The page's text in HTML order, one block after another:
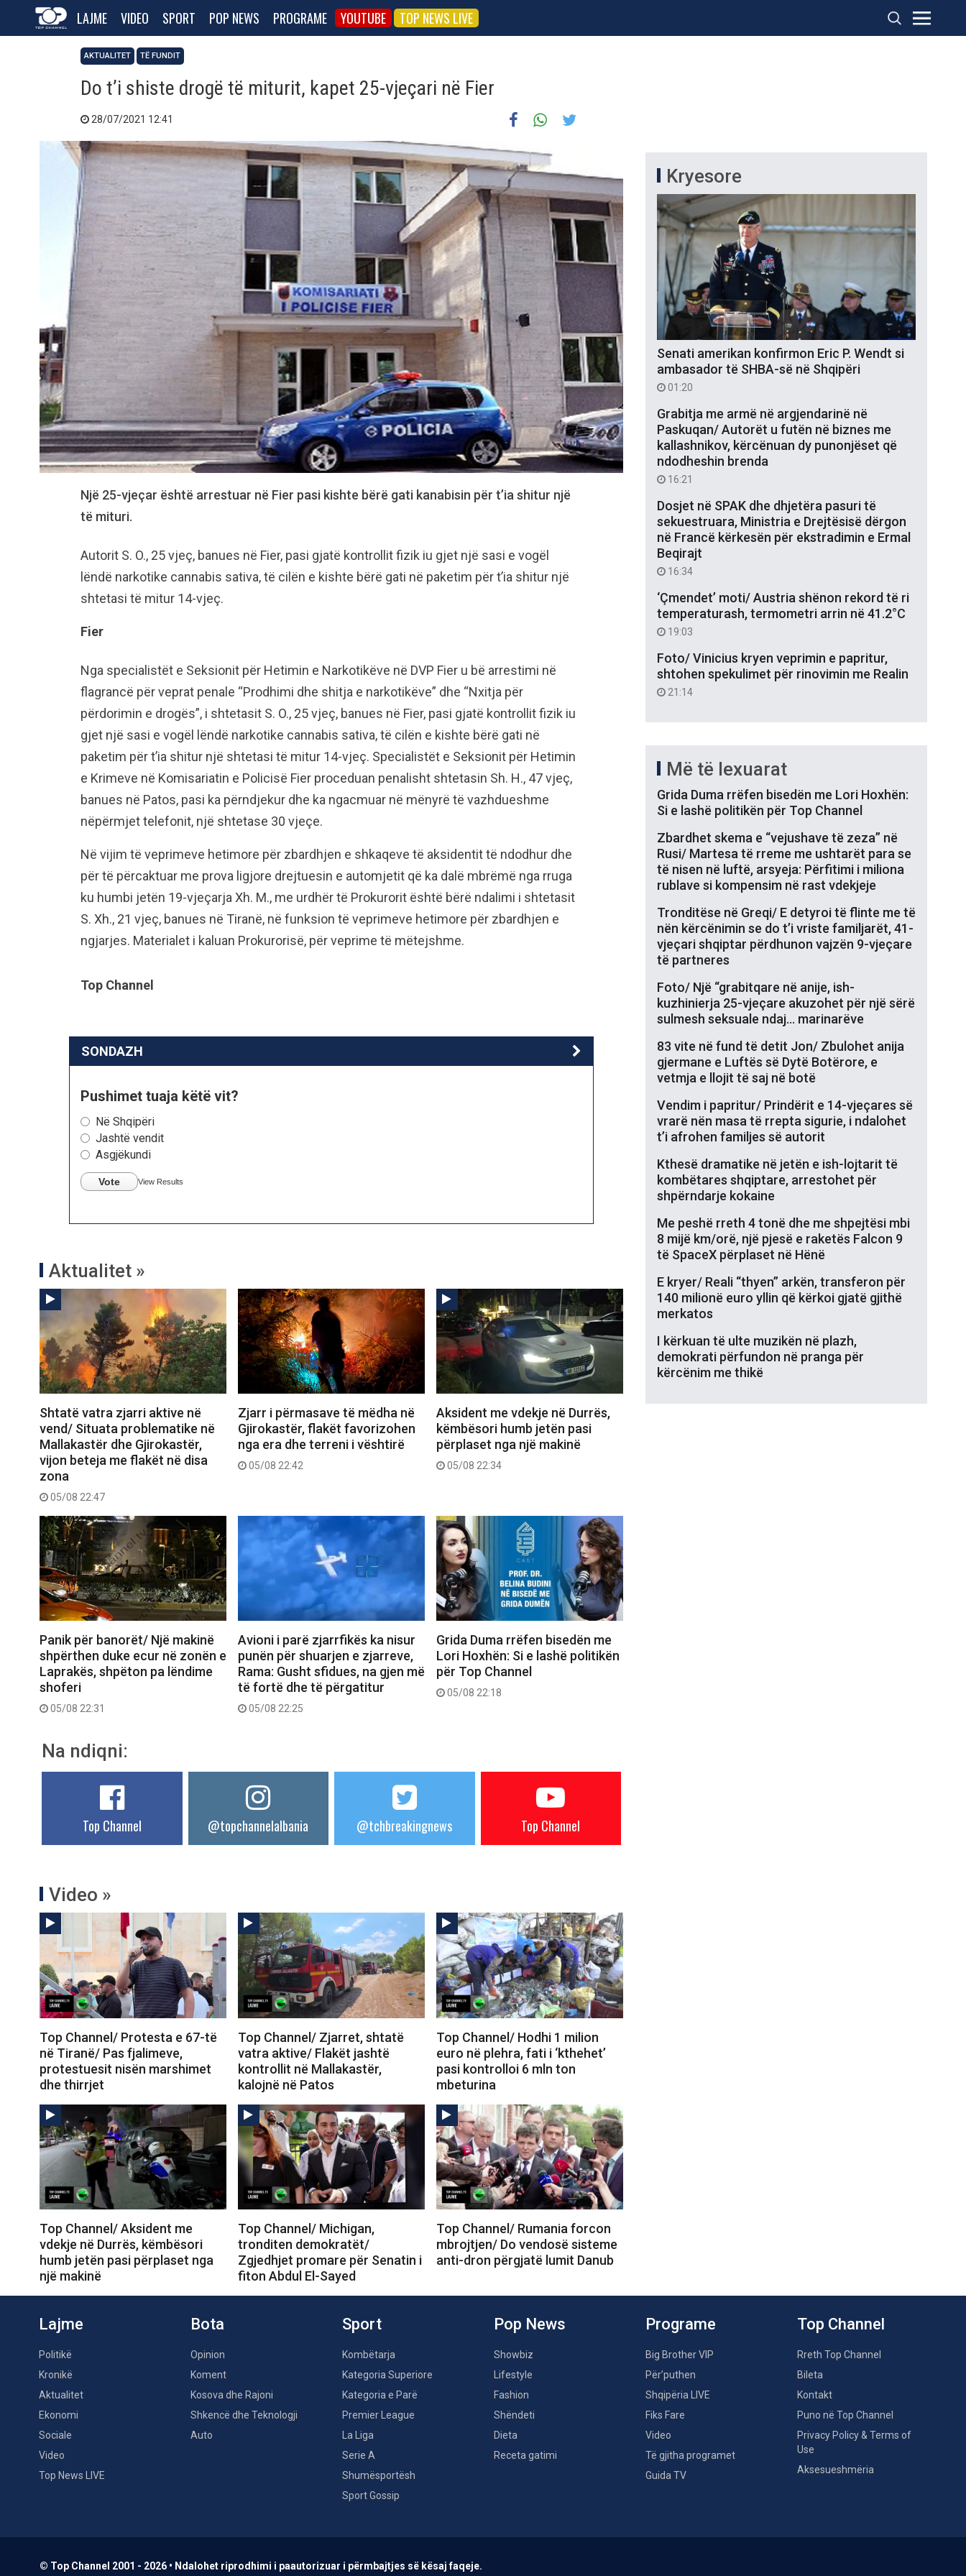
LAJME VIDEO SPORT POP NEWS PROGRAME YOUTUBE TOP NEWS LIVE
AKTUALITET TË FUNDIT
Do t’i shiste drogë të miturit, kapet 25-vjeçari në Fier
28/07/2021 12:41
Një 25-vjeçar është arrestuar në Fier pasi kishte bërë gati kanabisin për t’ia shitur një
të mituri.
Autorit S. O., 25 vjeç, banues në Fier, pasi gjatë kontrollit fizik iu gjet një sasi e vogël
lëndë narkotike cannabis sativa, të cilën e kishte bërë gati në paketim për t’ia shitur një
shtetasi të mitur 14-vjeç.
Fier
Nga specialistët e Seksionit për Hetimin e Narkotikëve në DVP Fier u bë arrestimi në
flagrancë për veprat penale “Prodhimi dhe shitja e narkotikëve” dhe “Nxitja për
përdorimin e drogës”, i shtetasit S. O., 25 vjeç, banues në Fier, pasi gjatë kontrollit fizik iu
gjet një sasi e vogël lëndë narkotike cannabis sativa, të cilën e kishte bërë gati në
paketim për t’ia shitur një shtetasi të mitur 14-vjeç. Specialistët e Seksionit për Hetimin
e Krimeve në Komisariatin e Policisë Fier proceduan penalisht shtetasin Sh. H., 47 vjeç,
banues në Patos, pasi ka përndjekur dhe ka ngacmuar në mënyrë të vazhdueshme
nëpërmjet telefonit, një shtetase 30 vjeçe.
Në vijim të veprimeve hetimore për zbardhjen e shkaqeve të aksidentit të ndodhur dhe
për të përcaktuar me prova ligjore drejtuesin e automjetit që ka dalë mbrëmë nga rruga
ku humbi jetën 19-vjeçarja Xh. M., me urdhër të Prokurorit është bërë ndalimi i shtetasit
S. Xh., 21 vjeç, banues në Tiranë, në funksion të veprimeve hetimore për zbardhjen e
ngjarjes. Materialet i kaluan Prokurorisë, për veprime të mëtejshme.
Top Channel
SONDAZH
Pushimet tuaja këtë vit?
Në Shqipëri
Jashtë vendit
Asgjëkundi
Vote View Results
Aktualitet »
Shtatë vatra zjarri aktive në
vend/ Situata problematike në
Mallakastër dhe Gjirokastër,
vijon beteja me flakët në disa
zona
05/08 22:47
Zjarr i përmasave të mëdha në
Gjirokastër, flakët favorizohen
nga era dhe terreni i vështirë
05/08 22:42
Aksident me vdekje në Durrës,
këmbësori humb jetën pasi
përplaset nga një makinë
05/08 22:34
Panik për banorët/ Një makinë
shpërthen duke ecur në zonën e
Laprakës, shpëton pa lëndime
shoferi
05/08 22:31
Avioni i parë zjarrfikës ka nisur
punën për shuarjen e zjarreve,
Rama: Gusht sfidues, na gjen më
të fortë dhe të përgatitur
05/08 22:25
Grida Duma rrëfen bisedën me
Lori Hoxhën: Si e lashë politikën
për Top Channel
05/08 22:18
Na ndiqni:
Top Channel @topchannelalbania @tchbreakingnews Top Channel
Video »
Top Channel/ Protesta e 67-të
në Tiranë/ Pas fjalimeve,
protestuesit nisën marshimet
dhe thirrjet
Top Channel/ Zjarret, shtatë
vatra aktive/ Flakët jashtë
kontrollit në Mallakastër,
kalojnë në Patos
Top Channel/ Hodhi 1 milion
euro në plehra, fati i ‘kthehet’
pasi kontrolloi 6 mln ton
mbeturina
Top Channel/ Aksident me
vdekje në Durrës, këmbësori
humb jetën pasi përplaset nga
një makinë
Top Channel/ Michigan,
tronditen demokratët/
Zgjedhjet promare për Senatin i
fiton Abdul El-Sayed
Top Channel/ Rumania forcon
mbrojtjen/ Do vendosë sisteme
anti-dron përgjatë lumit Danub
Kryesore
Senati amerikan konfirmon Eric P. Wendt si
ambasador të SHBA-së në Shqipëri
01:20
Grabitja me armë në argjendarinë në
Paskuqan/ Autorët u futën në biznes me
kallashnikov, kërcënuan dy punonjëset që
ndodheshin brenda
16:21
Dosjet në SPAK dhe dhjetëra pasuri të
sekuestruara, Ministria e Drejtësisë dërgon
në Francë kërkesën për ekstradimin e Ermal
Beqirajt
16:34
‘Çmendet’ moti/ Austria shënon rekord të ri
temperaturash, termometri arrin në 41.2°C
19:03
Foto/ Vinicius kryen veprimin e papritur,
shtohen spekulimet për rinovimin me Realin
21:14
Më të lexuarat
Grida Duma rrëfen bisedën me Lori Hoxhën:
Si e lashë politikën për Top Channel
Zbardhet skema e “vejushave të zeza” në
Rusi/ Martesa të rreme me ushtarët para se
të nisen në luftë, arsyeja: Përfitimi i miliona
rublave si kompensim në rast vdekjeje
Tronditëse në Greqi/ E detyroi të flinte me të
nën kërcënimin se do t’i vriste familjarët, 41-
vjeçari shqiptar përdhunon vajzën 9-vjeçare
të partneres
Foto/ Një “grabitqare në anije, ish-
kuzhinierja 25-vjeçare akuzohet për një sërë
sulmesh seksuale ndaj… marinarëve
83 vite në fund të detit Jon/ Zbulohet anija
gjermane e Luftës së Dytë Botërore, e
vetmja e llojit të saj në botë
Vendim i papritur/ Prindërit e 14-vjeçares së
vrarë nën masa të rrepta sigurie, i ndalohet
t’i afrohen familjes së autorit
Kthesë dramatike në jetën e ish-lojtarit të
kombëtares shqiptare, arrestohet për
shpërndarje kokaine
Me peshë rreth 4 tonë dhe me shpejtësi mbi
8 mijë km/orë, një pjesë e raketës Falcon 9
të SpaceX përplaset në Hënë
E kryer/ Reali “thyen” arkën, transferon për
140 milionë euro yllin që kërkoi gjatë gjithë
merkatos
I kërkuan të ulte muzikën në plazh,
demokrati përfundon në pranga për
kërcënim me thikë
Lajme
Politikë
Kronikë
Aktualitet
Ekonomi
Sociale
Video
Top News LIVE
Bota
Opinion
Koment
Kosova dhe Rajoni
Shkencë dhe Teknologji
Auto
Sport
Kombëtarja
Kategoria Superiore
Kategoria e Parë
Premier League
La Liga
Serie A
Shumësportësh
Sport Gossip
Pop News
Showbiz
Lifestyle
Fashion
Shëndeti
Dieta
Receta gatimi
Programe
Big Brother VIP
Për’puthen
Shqipëria LIVE
Fiks Fare
Video
Të gjitha programet
Guida TV
Top Channel
Rreth Top Channel
Bileta
Kontakt
Puno në Top Channel
Privacy Policy & Terms of
Use
Aksesueshmëria
© Top Channel 2001 - 2026 • Ndalohet riprodhimi i paautorizuar i përmbajtjes së kësaj faqeje.